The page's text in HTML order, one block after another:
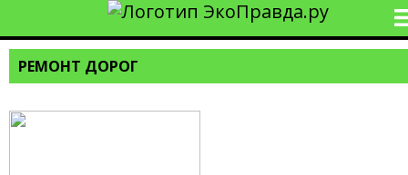
РЕМОНТ ДОРОГ